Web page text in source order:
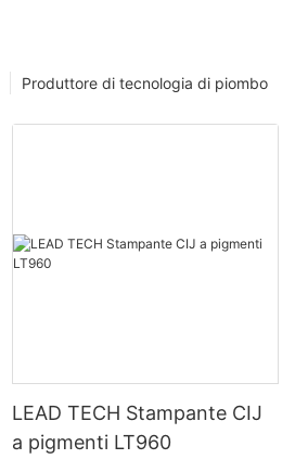
Produttore di tecnologia di piombo
LEAD TECH Stampante CIJ
a pigmenti LT960